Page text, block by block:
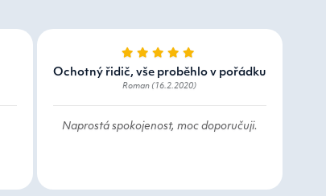
Ochotný řidič, vše proběhlo v pořádku
Roman (16.2.2020)
Naprostá spokojenost, moc doporučuji.